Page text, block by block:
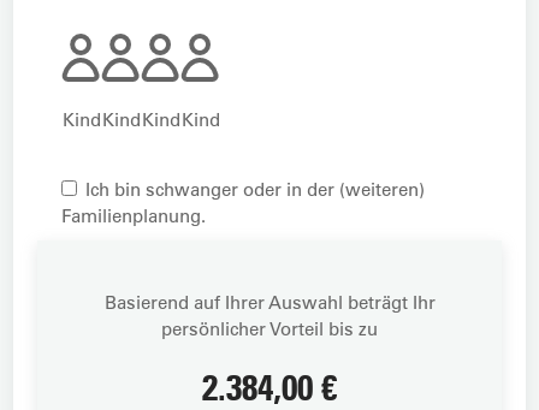
KindKindKindKind
Ich bin schwanger oder in der (weiteren)
Familienplanung.
Basierend auf Ihrer Auswahl beträgt Ihr
persönlicher Vorteil bis zu
2.384,00 €